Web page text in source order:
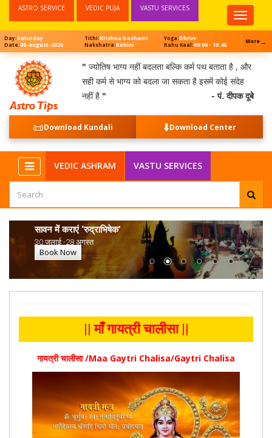
Top
Menu
ASTRO SERVICE VEDIC PUJA VASTU SERVICES
Day:Saturday
Date:08-august-2026
Tithi:Krishna Dashami
Nakshatra:Rohini
Yoga:Dhruv
Rahu Kaal:09:06 - 10:46 More→
" ज्योतिष भाग्य नहीं बदलता बल्कि कर्म पथ बताता है , और
सही कर्म से भाग्य को बदला जा सकता है इसमें कोई संदेह
नहीं है " - पं. दीपक दूबे
📜Download Kundali ⬇️Download Center
VEDIC ASHRAM VASTU SERVICES
सावन में कराएं ‘रुद्राभिषेक’
30 जुलाई -28 अगस्त
Book Now
|| माँ गायत्री चालीसा ||
गायत्री चालीसा /Maa Gaytri Chalisa/Gaytri Chalisa